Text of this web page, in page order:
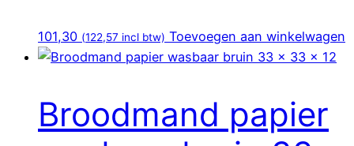
101,30 (122,57 incl btw) Toevoegen aan winkelwagen
Broodmand papier